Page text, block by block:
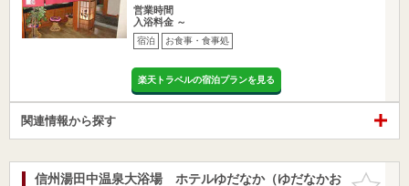
営業時間
入浴料金 ～
宿泊 お食事・食事処
楽天トラベルの宿泊プランを見る
関連情報から探す
お気に入
信州湯田中温泉大浴場 ホテルゆだなか（ゆだなかお